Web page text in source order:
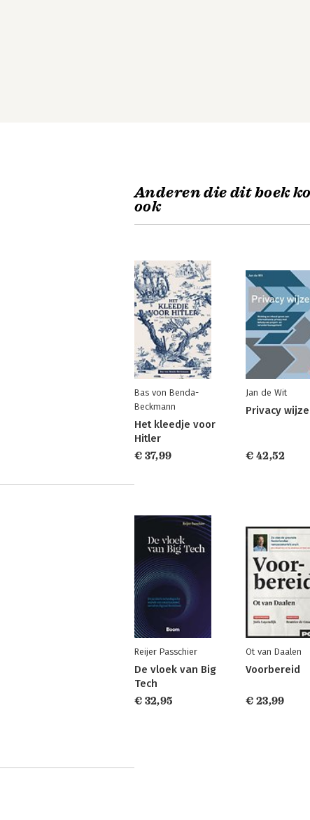
Anderen die dit boek
ook
Bas von Benda-
Beckmann
Het kleedje voor
Hitler
€ 37,99
Jan de Wit
Privacy
€ 42,52
Reijer Passchier
De vloek van Big
Tech
€ 32,95
Ot van Daalen
Voorbereid
€ 23,99